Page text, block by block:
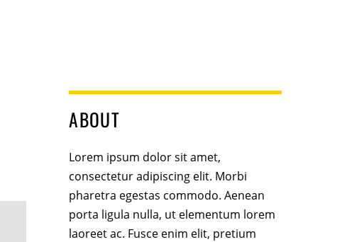
ABOUT
Lorem ipsum dolor sit amet,
consectetur adipiscing elit. Morbi
pharetra egestas commodo. Aenean
porta ligula nulla, ut elementum lorem
laoreet ac. Fusce enim elit, pretium